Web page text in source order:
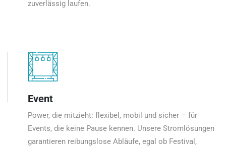
zuverlässig laufen.
Event
Power, die mitzieht: flexibel, mobil und sicher – für
Events, die keine Pause kennen. Unsere Stromlösungen
garantieren reibungslose Abläufe, egal ob Festival,